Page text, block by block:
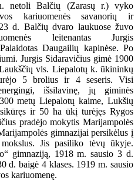
netoli Balčių (Zarasų r.) vyko
kariuomenės savanorių ir
d. Balčių dvaro laukuosežuvo
leitenantas Jurgis
Daugailių kapinėse. Po
Jurgis Sidaravičius gimė 1900
vls. Liepalotų k. ūkininkų
5 brolius ir 4 seseris. Visi
išsilavinę, jų giminės
metų Liepalotų kaime, Lukšių
ir 50 ha ūkį turėjęs Rygos
pradėjo mokytis Marijampolės
gimnazijai persikėlus į
Jis pasiliko tėvų ūkyje.
gimnaziją, 1918 m. sausio 3 d.
d. baigė 4 klases. 1919 m. sausio
kariuomenę.